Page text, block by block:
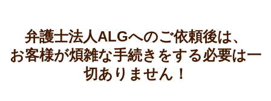
弁護士法人ALGへのご依頼後は、
お客様が煩雑な手続きをする必要は一
切ありません！